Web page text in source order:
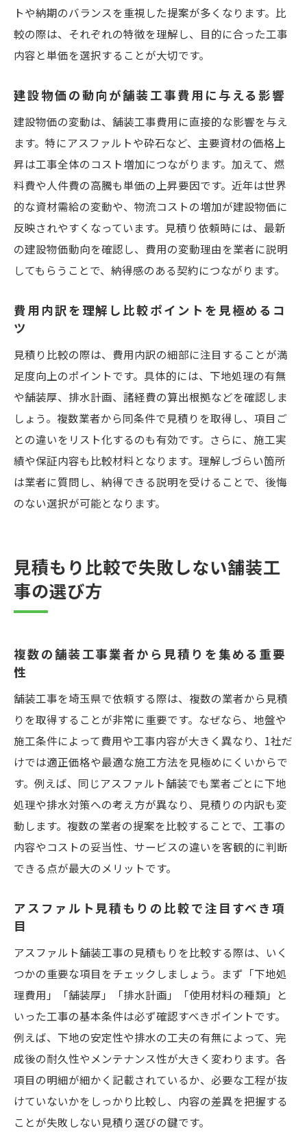
トや納期のバランスを重視した提案が多くなります。比
較の際は、それぞれの特徴を理解し、目的に合った工事
内容と単価を選択することが大切です。
建設物価の動向が舗装工事費用に与える影響
建設物価の変動は、舗装工事費用に直接的な影響を与え
ます。特にアスファルトや砕石など、主要資材の価格上
昇は工事全体のコスト増加につながります。加えて、燃
料費や人件費の高騰も単価の上昇要因です。近年は世界
的な資材需給の変動や、物流コストの増加が建設物価に
反映されやすくなっています。見積り依頼時には、最新
の建設物価動向を確認し、費用の変動理由を業者に説明
してもらうことで、納得感のある契約につながります。
費用内訳を理解し比較ポイントを見極めるコ
ツ
見積り比較の際は、費用内訳の細部に注目することが満
足度向上のポイントです。具体的には、下地処理の有無
や舗装厚、排水計画、諸経費の算出根拠などを確認しま
しょう。複数業者から同条件で見積りを取得し、項目ご
との違いをリスト化するのも有効です。さらに、施工実
績や保証内容も比較材料となります。理解しづらい箇所
は業者に質問し、納得できる説明を受けることで、後悔
のない選択が可能となります。
見積もり比較で失敗しない舗装工
事の選び方
複数の舗装工事業者から見積りを集める重要
性
舗装工事を埼玉県で依頼する際は、複数の業者から見積
りを取得することが非常に重要です。なぜなら、地盤や
施工条件によって費用や工事内容が大きく異なり、1社だ
けでは適正価格や最適な施工方法を見極めにくいからで
す。例えば、同じアスファルト舗装でも業者ごとに下地
処理や排水対策への考え方が異なり、見積りの内訳も変
動します。複数の業者の提案を比較することで、工事の
内容やコストの妥当性、サービスの違いを客観的に判断
できる点が最大のメリットです。
アスファルト見積もりの比較で注目すべき項
目
アスファルト舗装工事の見積もりを比較する際は、いく
つかの重要な項目をチェックしましょう。まず「下地処
理費用」「舗装厚」「排水計画」「使用材料の種類」と
いった工事の基本条件は必ず確認すべきポイントです。
例えば、下地の安定性や排水の工夫の有無によって、完
成後の耐久性やメンテナンス性が大きく変わります。各
項目の明細が細かく記載されているか、必要な工程が抜
けていないかをしっかり比較し、内容の差異を把握する
ことが失敗しない見積り選びの鍵です。